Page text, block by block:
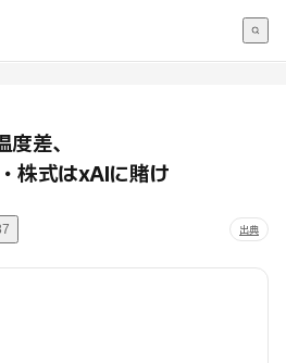
差、
株式はxAIに賭け
出典